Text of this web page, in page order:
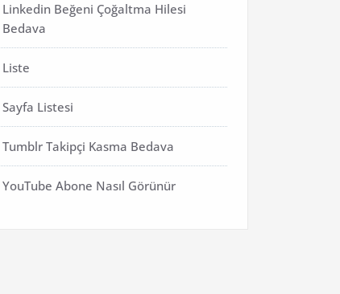
Linkedin Beğeni Çoğaltma Hilesi
Bedava
Liste
Sayfa Listesi
Tumblr Takipçi Kasma Bedava
YouTube Abone Nasıl Görünür